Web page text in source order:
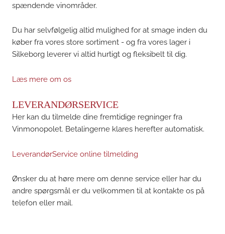
spændende vinområder.
Du har selvfølgelig altid mulighed for at smage inden du
køber fra vores store sortiment - og fra vores lager i
Silkeborg leverer vi altid hurtigt og fleksibelt til dig.
Læs mere om os
LEVERANDØRSERVICE
Her kan du tilmelde dine fremtidige regninger fra
Vinmonopolet. Betalingerne klares herefter automatisk.
LeverandørService online tilmelding
Ønsker du at høre mere om denne service eller har du
andre spørgsmål er du velkommen til at kontakte os på
telefon eller mail.